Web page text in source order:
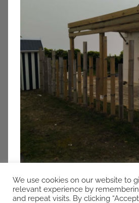
We use cookies on our website to
relevant experience by
and repeat visits. By clicking